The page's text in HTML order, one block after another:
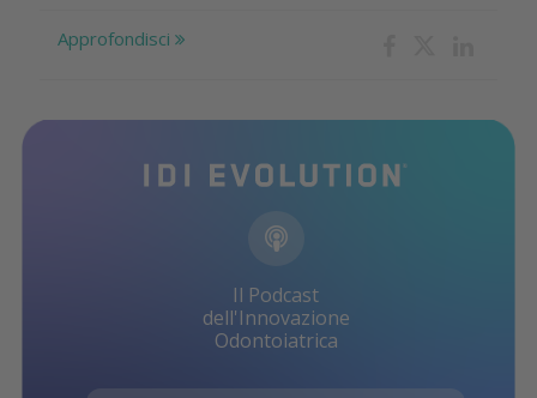
Approfondisci
Il Podcast
dell'Innovazione
Odontoiatrica